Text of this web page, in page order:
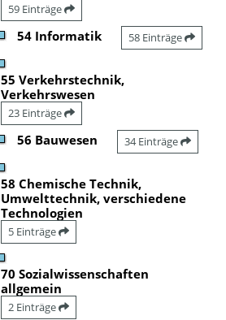
59 Einträge
54 Informatik 58 Einträge
55 Verkehrstechnik,
Verkehrswesen
23 Einträge
56 Bauwesen 34 Einträge
58 Chemische Technik,
Umwelttechnik, verschiedene
Technologien
5 Einträge
70 Sozialwissenschaften
allgemein
2 Einträge